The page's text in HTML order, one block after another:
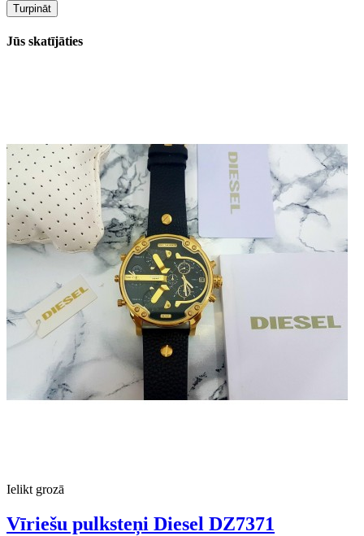
Turpināt
Jūs skatījāties
Ielikt grozā
Vīriešu pulksteņi Diesel DZ7371